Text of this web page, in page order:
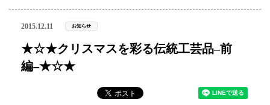
2015.12.11 お知らせ
★☆★クリスマスを彩る伝統工芸品–前
編–★☆★